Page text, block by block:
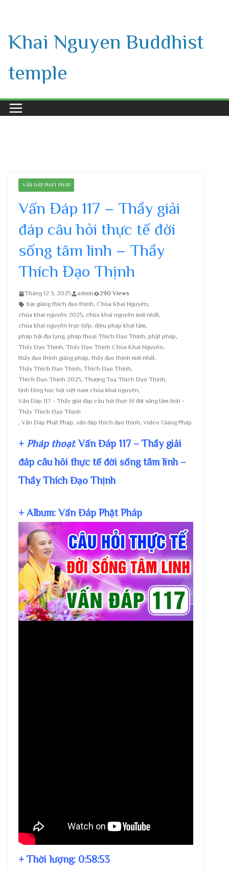
content
Khai Nguyen Buddhist
temple
VẤN ĐÁP PHẬT PHÁP
Vấn Đáp 117 – Thầy giải
đáp câu hỏi thực tế đời
sống tâm linh – Thầy
Thích Đạo Thịnh
Tháng 12 3, 2025 admin
290 Views
bài giảng thích đạo thịnh, Chùa Khai Nguyên,
chùa khai nguyên 2025, chùa khai nguyên mới nhất,
chùa khai nguyên trực tiếp, diệu pháp khai tâm,
pháp hội địa tạng, pháp thoại Thích Đạo Thịnh, phật pháp,
Thầy Đạo Thịnh, Thầy Đạo Thịnh Chùa Khai Nguyên,
thầy đạo thịnh giảng pháp, thầy đạo thịnh mới nhất,
Thầy Thích Đạo Thịnh, Thích Đạo Thịnh,
Thích Đạo Thịnh 2025, Thượng Toạ Thích Đạo Thịnh,
tịnh tông học hội việt nam chùa khai nguyên,
Vấn Đáp 117 - Thầy giải đáp câu hỏi thực tế đời sống tâm linh -
Thầy Thích Đạo Thịnh
, Vấn Đáp Phật Pháp, vấn đáp thích đạo thịnh, Video Giảng Pháp
+ Pháp thoại: Vấn Đáp 117 – Thầy giải
đáp câu hỏi thực tế đời sống tâm linh –
Thầy Thích Đạo Thịnh
+ Album: Vấn Đáp Phật Pháp
+ Thời lượng: 0:58:53